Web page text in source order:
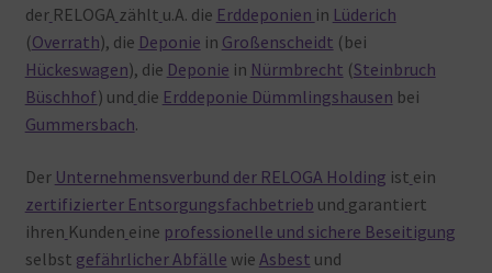
der RELOGA zählt u.A. die Erddeponien in Lüderich
(Overrath), die Deponie in Großenscheidt (bei
Hückeswagen), die Deponie in Nürmbrecht (Steinbruch
Büschhof) und die Erddeponie Dümmlingshausen bei
Gummersbach.
Der Unternehmensverbund der RELOGA Holding ist ein
zertifizierter Entsorgungsfachbetrieb und garantiert
ihren Kunden eine professionelle und sichere Beseitigung
selbst gefährlicher Abfälle wie Asbest und